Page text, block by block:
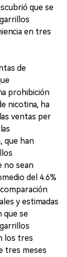
que se
en tres
de
prohibición
nicotina, ha
ventas per
que han
no sean
del 4.6%
y estimadas
que se
los tres
tres meses